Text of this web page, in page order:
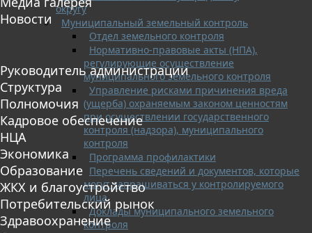
округу
Муниципальный земельный контроль
Отдел земельного контроля
Нормативно-правовые акты (НПА),
регулирующие осуществление
муниципального земельного контроля
Управление рисками причинения вреда
(ущерба) охраняемым законом ценностям
при осуществлении государственного
контроля (надзора), муниципального
контроля
Программа профилактики
Перечень сведений и документов, которые
могут запрашиваться у контролируемого
лица
Доклады муниципального земельного
контроля
Новости
Руководитель администрации
Структура
Полномочия
Кадровое обеспечение
НЦА
Экономика
Образование
ЖКХ и благоустройство
Потребительский рынок
Здравоохранение